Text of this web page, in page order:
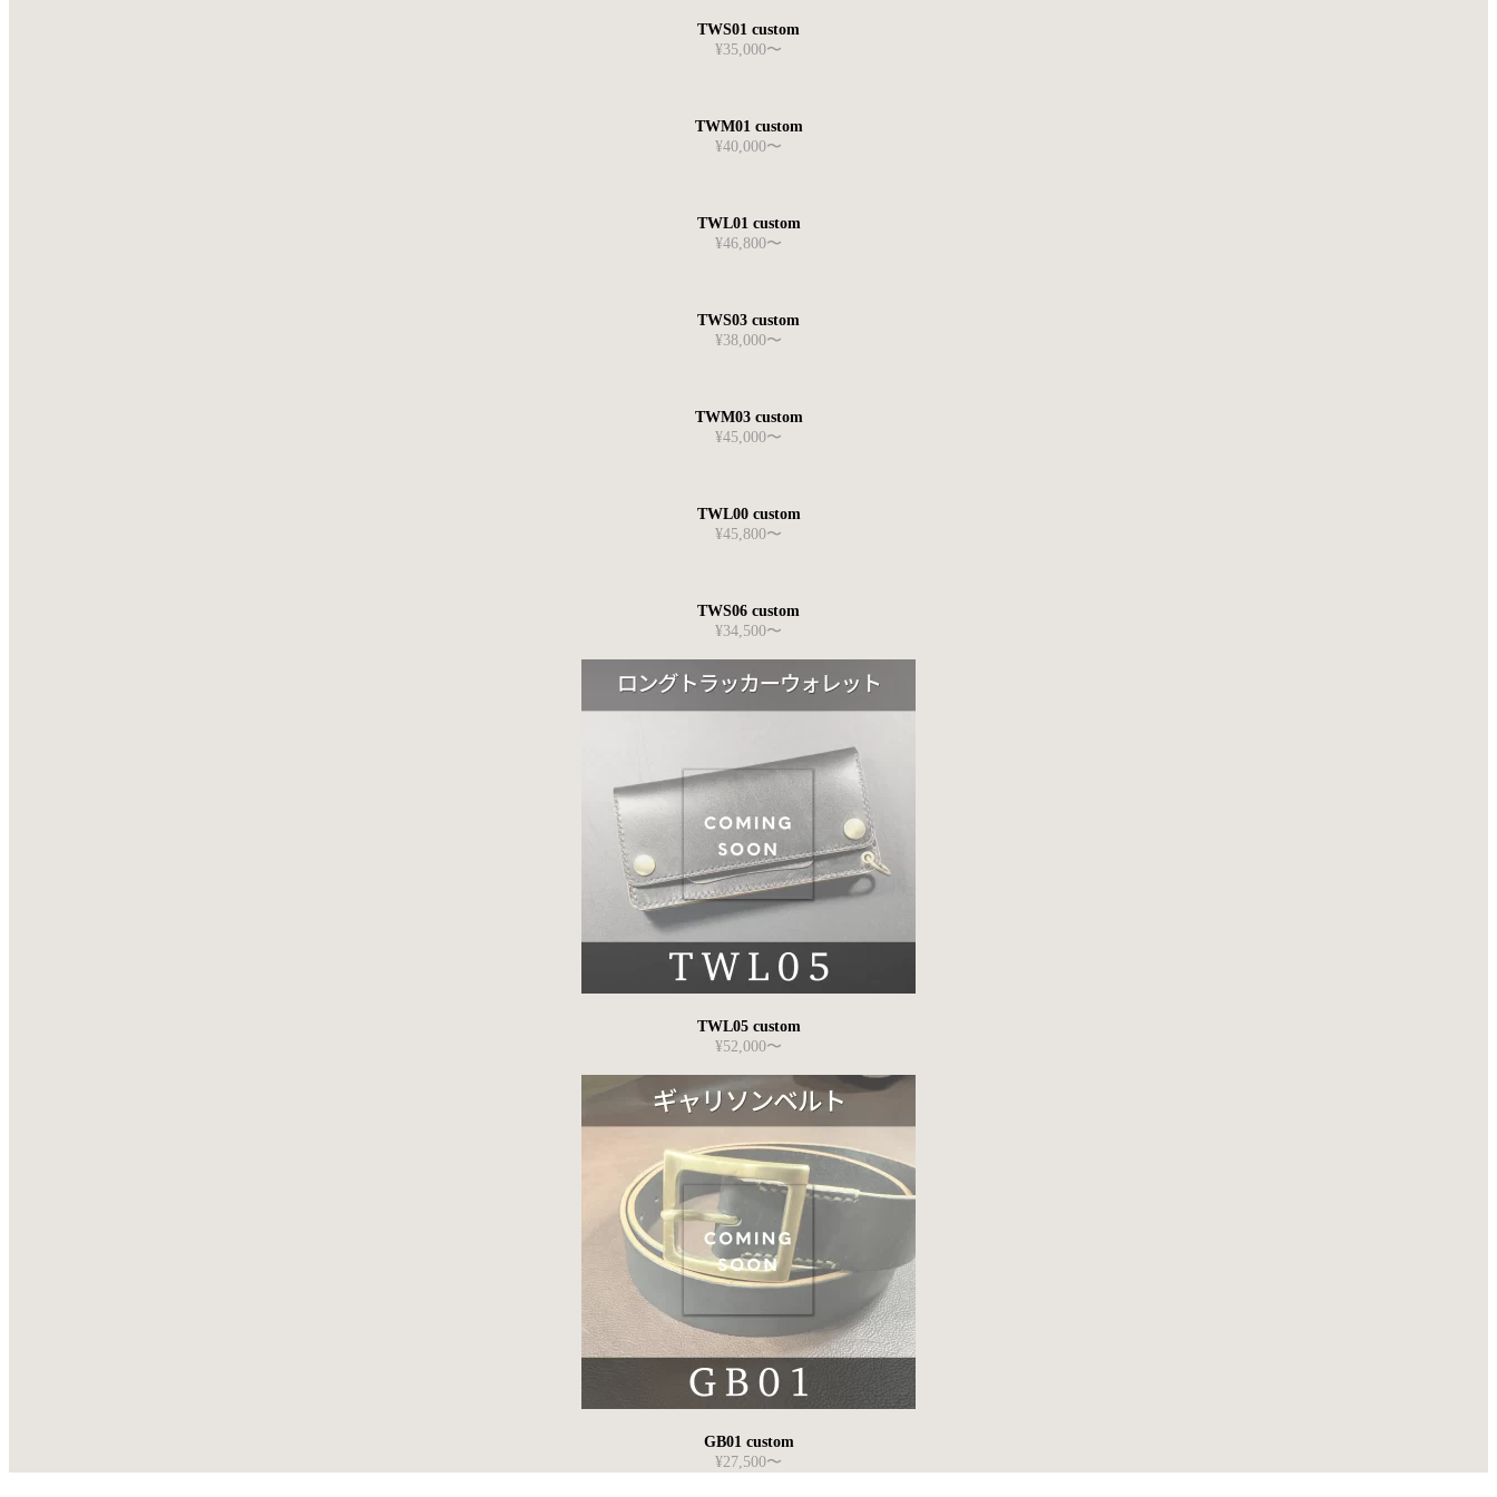
TWS01 custom
¥35,000〜
TWM01 custom
¥40,000〜
TWL01 custom
¥46,800〜
TWS03 custom
¥38,000〜
TWM03 custom
¥45,000〜
TWL00 custom
¥45,800〜
TWS06 custom
¥34,500〜
TWL05 custom
¥52,000〜
GB01 custom
¥27,500〜